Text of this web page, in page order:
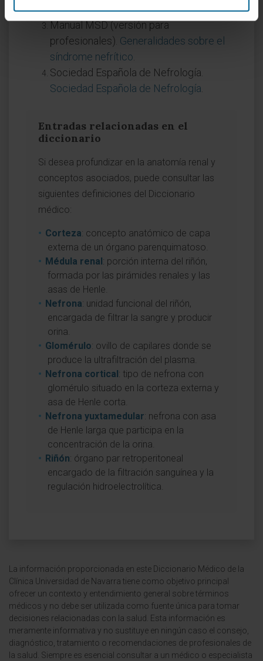
riñones.
Manual MSD (versión para
profesionales). Generalidades sobre el
síndrome nefrítico
Sociedad Española de Nefrología.
Sociedad Española de Nefrología
Entradas relacionadas en el
diccionario
Si desea profundizar en la anatomía renal y
conceptos asociados, puede consultar las
siguientes definiciones del Diccionario
médico:
Corteza: concepto anatómico de capa
externa de un órgano parenquimatoso.
Médula renal: porción interna del riñón,
formada por las pirámides renales y las
asas de Henle.
Nefrona: unidad funcional del riñón,
encargada de filtrar la sangre y producir
orina.
Glomérulo: ovillo de capilares donde se
produce la ultrafiltración del plasma.
Nefrona cortical: tipo de nefrona con
glomérulo situado en la corteza externa y
asa de Henle corta.
Nefrona yuxtamedular: nefrona con asa
de Henle larga que participa en la
concentración de la orina.
Riñón: órgano par retroperitoneal
encargado de la filtración sanguínea y la
regulación hidroelectrolítica.
La información proporcionada en este Diccionario Médico de la
Clínica Universidad de Navarra tiene como objetivo principal
ofrecer un contexto y entendimiento general sobre términos
médicos y no debe ser utilizada como fuente única para tomar
decisiones relacionadas con la salud. Esta información es
meramente informativa y no sustituye en ningún caso el consejo,
diagnóstico, tratamiento o recomendaciones de profesionales de
la salud. Siempre es esencial consultar a un médico o especialista